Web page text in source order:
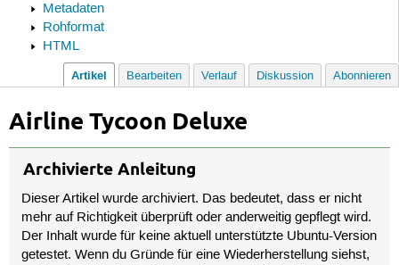
Metadaten
Rohformat
HTML
Artikel Bearbeiten Verlauf Diskussion Abonnieren
Airline Tycoon Deluxe
Archivierte Anleitung
Dieser Artikel wurde archiviert. Das bedeutet, dass er nicht
mehr auf Richtigkeit überprüft oder anderweitig gepflegt wird.
Der Inhalt wurde für keine aktuell unterstützte Ubuntu-Version
getestet. Wenn du Gründe für eine Wiederherstellung siehst,